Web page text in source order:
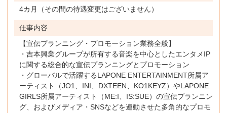
沖縄県
4カ月（その間の待遇変更はございません）
仕事内容
【宣伝プランニング・プロモーション業務全般】
・吉本興業グループが所有する音楽を中心としたエンタメIP
に関する総合的な宣伝プランニングとプロモーション
・グローバルで活躍するLAPONE ENTERTAINMENT所属ア
ーティスト（JO1、INI、DXTEEN、KO1KEYZ）やLAPONE
GIRLS所属アーティスト（ME:I、IS:SUE）の宣伝プランニン
グ、およびメディア・SNSなどを連動させた多角的なプロモ